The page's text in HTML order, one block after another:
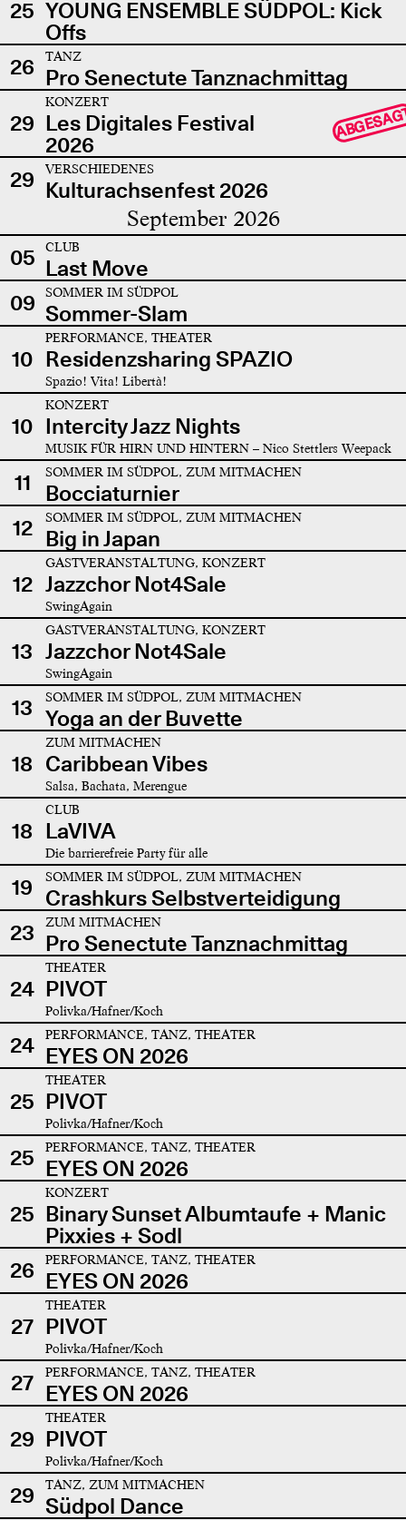
25 YOUNG ENSEMBLE SÜDPOL: Kick
Offs
26
TANZ
Pro Senectute Tanznachmittag
29
KONZERT
Les Digitales Festival
2026
29 VERSCHIEDENES
Kulturachsenfest 2026
September 2026
05 CLUB
Last Move
09
SOMMER IM SÜDPOL
Sommer-Slam
10
PERFORMANCE, THEATER
Residenzsharing SPAZIO
Spazio! Vita! Libertà!
10
KONZERT
Intercity Jazz Nights
MUSIK FÜR HIRN UND HINTERN – Nico Stettlers Weepack
11 SOMMER IM SÜDPOL, ZUM MITMACHEN
Bocciaturnier
12
SOMMER IM SÜDPOL, ZUM MITMACHEN
Big in Japan
12
GASTVERANSTALTUNG, KONZERT
Jazzchor Not4Sale
SwingAgain
13
GASTVERANSTALTUNG, KONZERT
Jazzchor Not4Sale
SwingAgain
13 SOMMER IM SÜDPOL, ZUM MITMACHEN
Yoga an der Buvette
18
ZUM MITMACHEN
Caribbean Vibes
Salsa, Bachata, Merengue
18
CLUB
LaVIVA
Die barrierefreie Party für alle
19 SOMMER IM SÜDPOL, ZUM MITMACHEN
Crashkurs Selbstverteidigung
23
ZUM MITMACHEN
Pro Senectute Tanznachmittag
24
THEATER
PIVOT
Polivka/Hafner/Koch
24 PERFORMANCE, TANZ, THEATER
EYES ON 2026
25
THEATER
PIVOT
Polivka/Hafner/Koch
25 PERFORMANCE, TANZ, THEATER
EYES ON 2026
25
KONZERT
Binary Sunset Albumtaufe + Manic
Pixxies + Sodl
26
PERFORMANCE, TANZ, THEATER
EYES ON 2026
27
THEATER
PIVOT
Polivka/Hafner/Koch
27 PERFORMANCE, TANZ, THEATER
EYES ON 2026
29
THEATER
PIVOT
Polivka/Hafner/Koch
29 TANZ, ZUM MITMACHEN
Südpol Dance